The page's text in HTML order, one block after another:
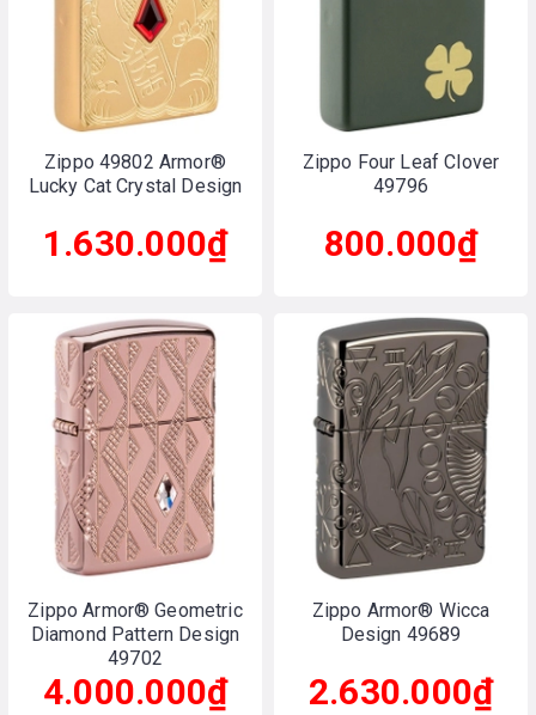
Zippo 49802 Armor®
Lucky Cat Crystal Design
1.630.000₫
Zippo Four Leaf Clover
49796
800.000₫
Zippo Armor® Geometric
Diamond Pattern Design
49702
4.000.000₫
Zippo Armor® Wicca
Design 49689
2.630.000₫